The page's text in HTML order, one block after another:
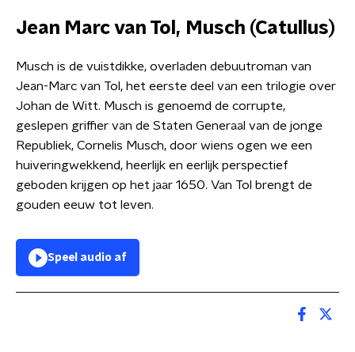
Jean Marc van Tol, Musch (Catullus)
Musch is de vuistdikke, overladen debuutroman van
Jean-Marc van Tol, het eerste deel van een trilogie over
Johan de Witt. Musch is genoemd de corrupte,
geslepen griffier van de Staten Generaal van de jonge
Republiek, Cornelis Musch, door wiens ogen we een
huiveringwekkend, heerlijk en eerlijk perspectief
geboden krijgen op het jaar 1650. Van Tol brengt de
gouden eeuw tot leven.
Speel audio af